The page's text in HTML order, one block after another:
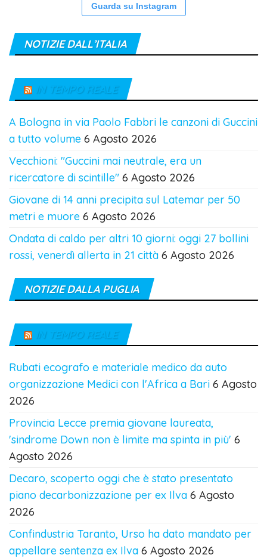
Guarda su Instagram
NOTIZIE DALL’ITALIA
IN TEMPO REALE
A Bologna in via Paolo Fabbri le canzoni di Guccini
a tutto volume 6 Agosto 2026
Vecchioni: "Guccini mai neutrale, era un
ricercatore di scintille" 6 Agosto 2026
Giovane di 14 anni precipita sul Latemar per 50
metri e muore 6 Agosto 2026
Ondata di caldo per altri 10 giorni: oggi 27 bollini
rossi, venerdì allerta in 21 città 6 Agosto 2026
NOTIZIE DALLA PUGLIA
IN TEMPO REALE
Rubati ecografo e materiale medico da auto
organizzazione Medici con l'Africa a Bari 6 Agosto
2026
Provincia Lecce premia giovane laureata,
'sindrome Down non è limite ma spinta in più' 6
Agosto 2026
Decaro, scoperto oggi che è stato presentato
piano decarbonizzazione per ex Ilva 6 Agosto
2026
Confindustria Taranto, Urso ha dato mandato per
appellare sentenza ex Ilva 6 Agosto 2026